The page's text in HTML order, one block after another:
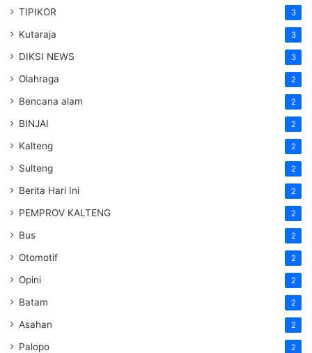
TIPIKOR 3
Kutaraja 3
DIKSI NEWS 3
Olahraga 2
Bencana alam 2
BINJAI 2
Kalteng 2
Sulteng 2
Berita Hari Ini 2
PEMPROV KALTENG 2
Bus 2
Otomotif 2
Opini 2
Batam 2
Asahan 2
Palopo 2